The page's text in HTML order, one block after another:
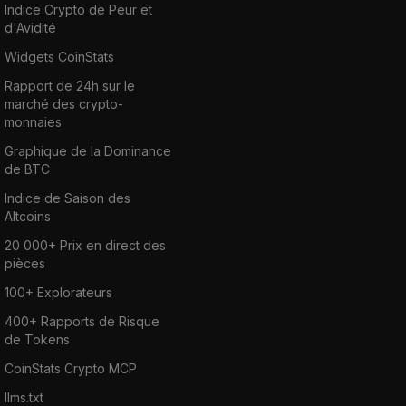
Indice Crypto de Peur et
d'Avidité
Widgets CoinStats
Rapport de 24h sur le
marché des crypto-
monnaies
Graphique de la Dominance
de BTC
Indice de Saison des
Altcoins
20 000+ Prix en direct des
pièces
100+ Explorateurs
400+ Rapports de Risque
de Tokens
CoinStats Crypto MCP
llms.txt